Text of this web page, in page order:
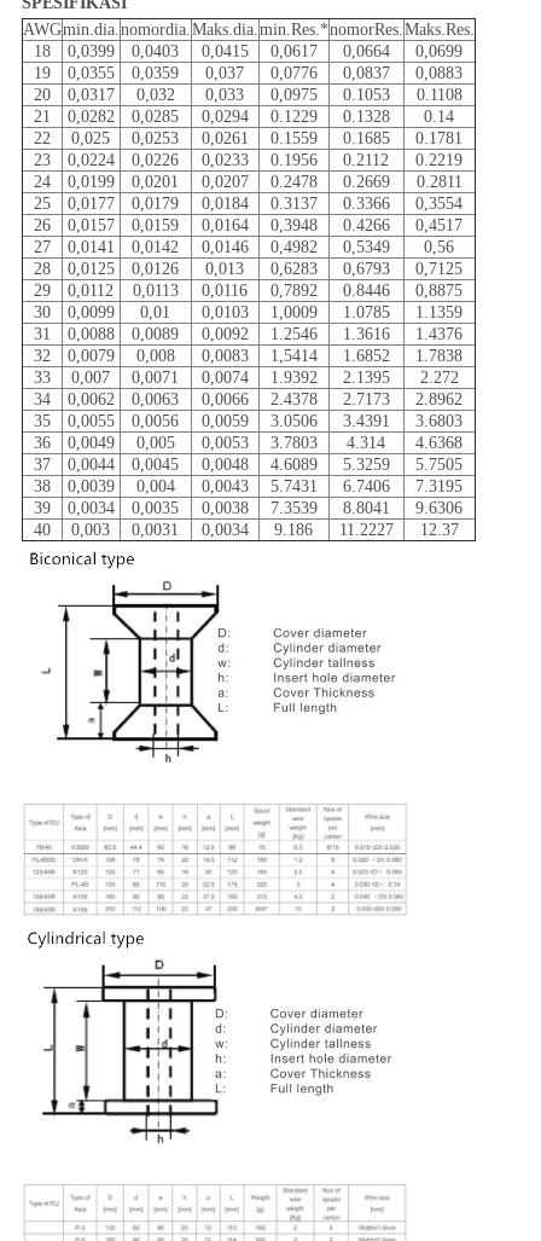
AWGmin.dia. nomordia. Maks.dia. min.Res.*nomorRes. Maks.Res.
18
0,0399 0,0403 0,0415 0,0617 0,0664
0,0699
19
0,0355 0,0359 0,037 0,0776 0,0837
0,0883
20
0,0317 0,032 0,033 0,0975 0.1053
0.1108
21
0,0282 0,0285 0,0294 0.1229 0.1328
0.14
22
0,025 0,0253 0,0261 0.1559 0.1685
0.1781
23
0,0224 0,0226 0,0233 0.1956 0.2112
0.2219
24
0,0199 0,0201 0,0207 0.2478 0.2669
0.2811
25
0,0177 0,0179 0,0184 0.3137 0.3366
0,3554
26
0,0157 0,0159 0,0164 0,3948 0.4266
0,4517
27
0,0141 0,0142 0,0146 0,4982 0,5349
0,56
28
0,0125 0,0126 0,013 0,6283 0,6793
0,7125
29
0,0112 0,0113 0,0116 0,7892 0.8446
0,8875
30
0,0099 0,01 0,0103 1,0009 1.0785
1.1359
31
0,0088 0,0089 0,0092 1.2546 1.3616
1.4376
32
0,0079 0,008 0,0083 1,5414 1.6852
1.7838
33
0,007 0,0071 0,0074 1.9392 2.1395
2.272
34
0,0062 0,0063 0,0066 2.4378 2.7173
2.8962
35
0,0055 0,0056 0,0059 3.0506 3.4391
3.6803
36
0,0049 0,005 0,0053 3.7803 4.314
4.6368
37
0,0044 0,0045 0,0048 4.6089 5.3259
5.7505
38
0,0039 0,004 0,0043 5.7431 6.7406
7.3195
39
0,0034 0,0035 0,0038 7.3539 8.8041
9.6306
40
0,003 0,0031 0,0034 9.186 11.2227 12.37